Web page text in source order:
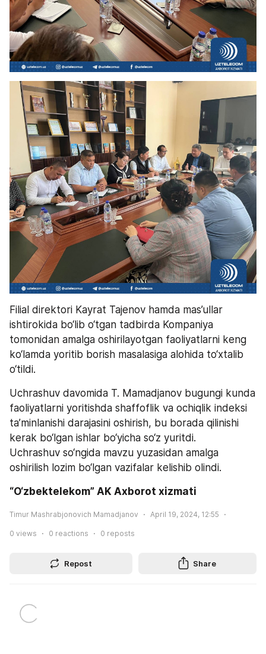
Filial direktori Kayrat Tajenov hamda mas’ullar
ishtirokida bo‘lib o‘tgan tadbirda Kompaniya
tomonidan amalga oshirilayotgan faoliyatlarni keng
ko‘lamda yoritib borish masalasiga alohida to‘xtalib
o‘tildi.
Uchrashuv davomida T. Mamadjanov bugungi kunda
faoliyatlarni yoritishda shaffoflik va ochiqlik indeksi
ta’minlanishi darajasini oshirish, bu borada qilinishi
kerak bo‘lgan ishlar bo‘yicha so‘z yuritdi.
Uchrashuv so‘ngida mavzu yuzasidan amalga
oshirilish lozim bo‘lgan vazifalar kelishib olindi.
“O‘zbektelekom” AK Axborot xizmati
Timur Mashrabjonovich Mamadjanov April 19, 2024, 12:55
0 views 0 reactions 0 reposts
Repost Share